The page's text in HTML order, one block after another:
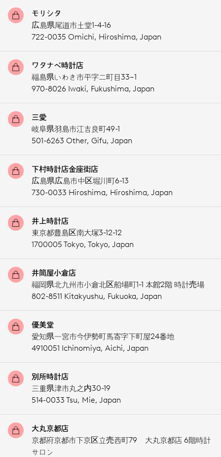
モリシタ
広島県尾道市土堂1-4-16
722-0035 Omichi, Hiroshima, Japan
ワタナベ時計店
福島県いわき市平字二町目33−1
970-8026 Iwaki, Fukushima, Japan
三愛
岐阜県羽島市江吉良町49-1
501-6263 Other, Gifu, Japan
下村時計店金座街店
広島県広島市中区堀川町6-13
730-0033 Hiroshima, Hiroshima, Japan
井上時計店
東京都豊島区南大塚3-12-12
1700005 Tokyo, Tokyo, Japan
井筒屋小倉店
福岡県北九州市小倉北区船場町1-1 本館2階 時計売場
802-8511 Kitakyushu, Fukuoka, Japan
優美堂
愛知県一宮市今伊勢町馬寄字下町屋24番地
4910051 Ichinomiya, Aichi, Japan
別所時計店
三重県津市丸之内30-19
514-0033 Tsu, Mie, Japan
大丸京都店
京都府京都市下京区立売西町79 大丸京都店 6階時計
サロン